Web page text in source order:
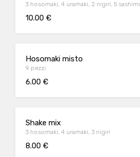
3 hosomaki, 4 uramaki, 2 nigiri, 5 sashimi
10.00 €
Hosomaki misto
9 pezzi
6.00 €
Shake mix
3 hosomaki, 4 uramaki, 3 nigiri
8.00 €